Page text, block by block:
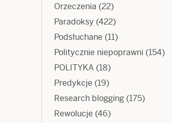
Orzeczenia (22)
Paradoksy (422)
Podsłuchane (11)
Politycznie niepoprawni (154)
POLITYKA (18)
Predykcje (19)
Research blogging (175)
Rewolucje (46)